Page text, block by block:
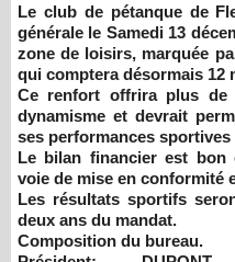
Le club de pétanque de Fleurance a tenu son assemblée
générale le Samedi 13
zone de loisirs, marquée
qui comptera désormais 12
Ce renfort offrira plus de
dynamisme et devrait
ses performances
Le bilan financier est
voie de mise en conformité
Les résultats sportifs
deux ans du mandat.
Composition du bureau.